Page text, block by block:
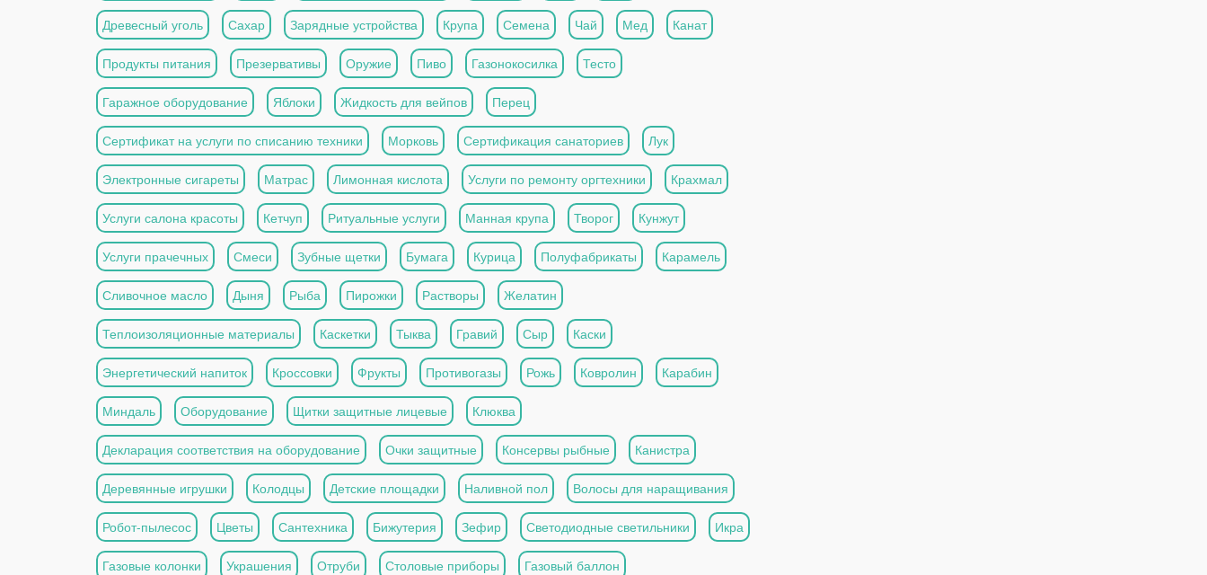
Древесный уголь Сахар Зарядные устройства Крупа Семена Чай Мед Канат
Продукты питания Презервативы Оружие Пиво Газонокосилка Тесто
Гаражное оборудование Яблоки Жидкость для вейпов Перец
Сертификат на услуги по списанию техники Морковь Сертификация санаториев Лук
Электронные сигареты Матрас Лимонная кислота Услуги по ремонту оргтехники Крахмал
Услуги салона красоты Кетчуп Ритуальные услуги Манная крупа Творог Кунжут
Услуги прачечных Смеси Зубные щетки Бумага Курица Полуфабрикаты Карамель
Сливочное масло Дыня Рыба Пирожки Растворы Желатин
Теплоизоляционные материалы Каскетки Тыква Гравий Сыр Каски
Энергетический напиток Кроссовки Фрукты Противогазы Рожь Ковролин Карабин
Миндаль Оборудование Щитки защитные лицевые Клюква
Декларация соответствия на оборудование Очки защитные Консервы рыбные Канистра
Деревянные игрушки Колодцы Детские площадки Наливной пол Волосы для наращивания
Робот-пылесос Цветы Сантехника Бижутерия Зефир Светодиодные светильники Икра
Газовые колонки Украшения Отруби Столовые приборы Газовый баллон